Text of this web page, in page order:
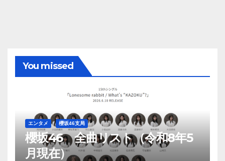
You missed
エンタメ 櫻坂46支局
櫻坂46 全曲リスト（令和8年5
月現在）